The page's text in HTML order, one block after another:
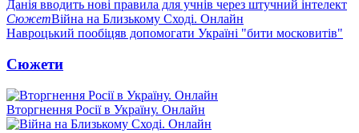
Данія вводить нові правила для учнів через штучний інтелект
СюжетВійна на Близькому Сході. Онлайн
Навроцький пообіцяв допомогати Україні "бити московитів"
Сюжети
Вторгнення Росії в Україну. Онлайн